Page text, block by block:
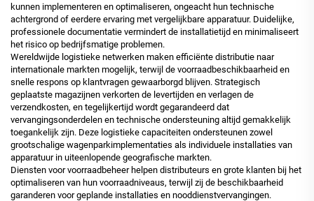
kunnen implementeren en optimaliseren, ongeacht hun technische
achtergrond of eerdere ervaring met vergelijkbare apparatuur. Duidelijke,
professionele documentatie vermindert de installatietijd en minimaliseert
het risico op bedrijfsmatige problemen.
Wereldwijde logistieke netwerken maken efficiënte distributie naar
internationale markten mogelijk, terwijl de voorraadbeschikbaarheid en
snelle respons op klantvragen gewaarborgd blijven. Strategisch
geplaatste magazijnen verkorten de levertijden en verlagen de
verzendkosten, en tegelijkertijd wordt gegarandeerd dat
vervangingsonderdelen en technische ondersteuning altijd gemakkelijk
toegankelijk zijn. Deze logistieke capaciteiten ondersteunen zowel
grootschalige wagenparkimplementaties als individuele installaties van
apparatuur in uiteenlopende geografische markten.
Diensten voor voorraadbeheer helpen distributeurs en grote klanten bij het
optimaliseren van hun voorraadniveaus, terwijl zij de beschikbaarheid
garanderen voor geplande installaties en nooddienstvervangingen.